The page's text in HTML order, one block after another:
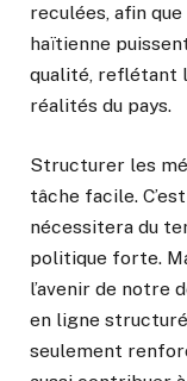
reculées, afin
haïtienne
qualité, reflétant
réalités du pays.
Structurer les
tâche facile.
nécessitera du
politique forte.
l’avenir de notre
en ligne
seulement